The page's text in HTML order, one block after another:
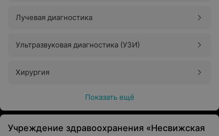
Лучевая диагностика
Ультразвуковая диагностика (УЗИ)
Хирургия
Показать ещё
Учреждение здравоохранения «Несвижская